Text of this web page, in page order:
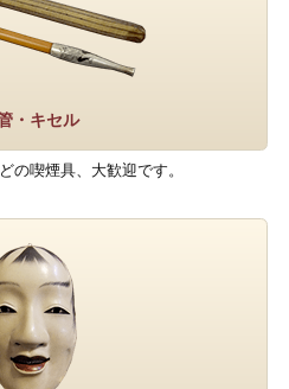
・キセル
の喫煙具、大歓迎です。